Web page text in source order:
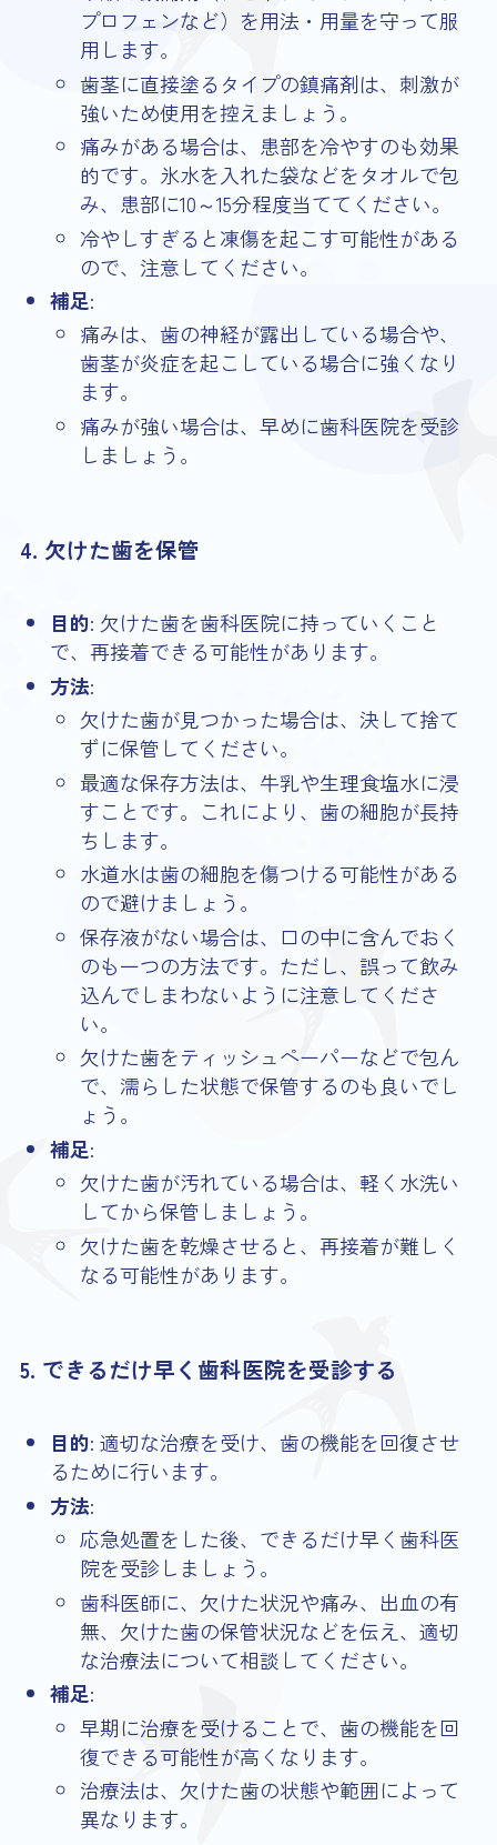
プロフェンなど）を用法・用量を守って服
用します。
歯茎に直接塗るタイプの鎮痛剤は、刺激が
強いため使用を控えましょう。
痛みがある場合は、患部を冷やすのも効果
的です。氷水を入れた袋などをタオルで包
み、患部に10～15分程度当ててください。
冷やしすぎると凍傷を起こす可能性がある
ので、注意してください。
補足:
痛みは、歯の神経が露出している場合や、
歯茎が炎症を起こしている場合に強くなり
ます。
痛みが強い場合は、早めに歯科医院を受診
しましょう。
4. 欠けた歯を保管
目的: 欠けた歯を歯科医院に持っていくこと
で、再接着できる可能性があります。
方法:
欠けた歯が見つかった場合は、決して捨て
ずに保管してください。
最適な保存方法は、牛乳や生理食塩水に浸
すことです。これにより、歯の細胞が長持
ちします。
水道水は歯の細胞を傷つける可能性がある
ので避けましょう。
保存液がない場合は、口の中に含んでおく
のも一つの方法です。ただし、誤って飲み
込んでしまわないように注意してくださ
い。
欠けた歯をティッシュペーパーなどで包ん
で、濡らした状態で保管するのも良いでし
ょう。
補足:
欠けた歯が汚れている場合は、軽く水洗い
してから保管しましょう。
欠けた歯を乾燥させると、再接着が難しく
なる可能性があります。
5. できるだけ早く歯科医院を受診する
目的: 適切な治療を受け、歯の機能を回復させ
るために行います。
方法:
応急処置をした後、できるだけ早く歯科医
院を受診しましょう。
歯科医師に、欠けた状況や痛み、出血の有
無、欠けた歯の保管状況などを伝え、適切
な治療法について相談してください。
補足:
早期に治療を受けることで、歯の機能を回
復できる可能性が高くなります。
治療法は、欠けた歯の状態や範囲によって
異なります。